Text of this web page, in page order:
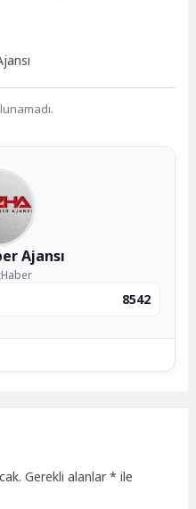
Ajansı
8542
Gerekli alanlar* ile